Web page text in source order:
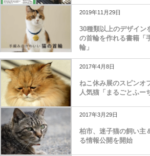
2019年11月29日
30種類以上のデザイン
の首輪を作れる書籍「
輪」
2017年4月8日
ねこ休み展のスピンオ
人気猫「まるごとふー
2017年3月29日
柏市、迷子猫の飼い主
る情報公開を開始